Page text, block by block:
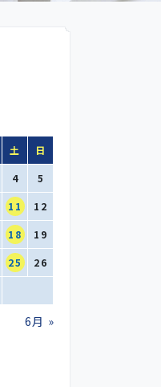
土 日
4 5
11 12
18 19
25 26
6月 »